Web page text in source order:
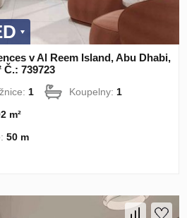
v Al Reem Island, Abu Dhabi,
Č.: 739723
1 Koupelny: 1
m²
50 m